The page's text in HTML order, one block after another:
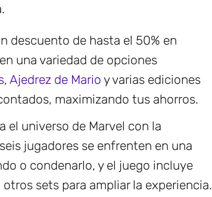
descuento de hasta el 50% en
una variedad de opciones
, Ajedrez de Mario y varias ediciones
maximizando tus ahorros.
el universo de Marvel con la
jugadores se enfrenten en una
o condenarlo, y el juego incluye
sets para ampliar la experiencia.